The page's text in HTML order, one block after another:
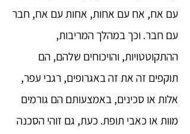
עם אח, אח עם אחות, אחות עם אח, חבר
עם חבר. וכך במהלך המריבות,
ההתקוטטויות, והויכוחים שלהם, הם
תוקפים זה את זה באגרופים, רגבי עפר,
אלות או סכינים, באמצעותם הם גורמים
מוות או כאבי תופת. כעת, גם זוהי הסכנה